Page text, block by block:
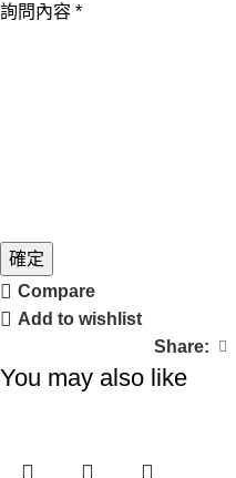
詢問內容 *
確定
Compare
Add to wishlist
Share:
You may also like